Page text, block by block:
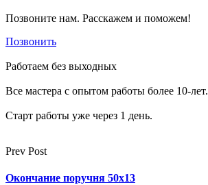
Позвоните нам. Расскажем и поможем!
Позвонить
Работаем без выходных
Все мастера с опытом работы более 10-лет.
Старт работы уже через 1 день.
Prev Post
Окончание поручня 50х13